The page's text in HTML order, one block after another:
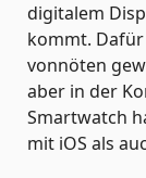
digitalem
kommt.
vonnöten
aber in der
Smartwatch
mit iOS als